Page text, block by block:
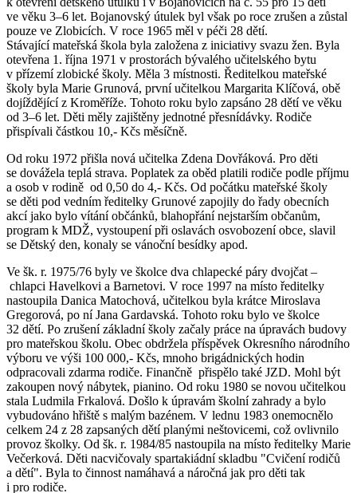
ve věku 3–6 let. Bojanovský útulek byl však po roce zrušen a zůstal
pouze ve Zlobicích. V roce 1965 měl v péči 28 dětí.
Stávající mateřská škola byla založena z iniciativy svazu žen. Byla
otevřena 1. října 1971 v prostorách bývalého učitelského bytu
v přízemí zlobické školy. Měla 3 místnosti. Ředitelkou mateřské
školy byla Marie Grunová, první učitelkou Margarita Klíčová, obě
dojíždějící z Kroměříže. Tohoto roku bylo zapsáno 28 dětí ve věku
od 3–6 let. Děti měly zajištěny jednotné přesnídávky. Rodiče
přispívali částkou 10,- Kčs měsíčně.
Od roku 1972 přišla nová učitelka Zdena Dovřáková. Pro děti
se dovážela teplá strava. Poplatek za oběd platili rodiče podle příjmu
a osob v rodině od 0,50 do 4,- Kčs. Od počátku mateřské školy
se děti pod vedním ředitelky Grunové zapojily do řady obecních
akcí jako bylo vítání občánků, blahopřání nejstarším občanům,
program k MDŽ, vystoupení při oslavách osvobození obce, slavil
se Dětský den, konaly se vánoční besídky apod.
Ve šk. r. 1975/76 byly ve školce dva chlapecké páry dvojčat –
chlapci Havelkovi a Barnetovi. V roce 1997 na místo ředitelky
nastoupila Danica Matochová, učitelkou byla krátce Miroslava
Gregorová, po ní Jana Gardavská. Tohoto roku bylo ve školce
32 dětí. Po zrušení základní školy začaly práce na úpravách budovy
pro mateřskou školu. Obec obdržela příspěvek Okresního národního
výboru ve výši 100 000,- Kčs, mnoho brigádnických hodin
odpracovali zdarma rodiče. Finančně přispělo také JZD. Mohl být
zakoupen nový nábytek, pianino. Od roku 1980 se novou učitelkou
stala Ludmila Frkalová. Došlo k úpravám školní zahrady a bylo
vybudováno hřiště s malým bazénem. V lednu 1983 onemocnělo
celkem 24 z 28 zapsaných dětí planými neštovicemi, což ovlivnilo
provoz školky. Od šk. r. 1984/85 nastoupila na místo ředitelky Marie
Večerková. Děti nacvičovaly spartakiádní skladbu "Cvičení rodičů
a dětí". Byla to činnost namáhavá a náročná jak pro děti tak
i pro rodiče.